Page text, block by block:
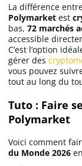
La différence
Polymarket est
bas, 72 marchés
accessible
C’est l’option
gérer des
vous pouvez
tout au long du
Tuto : Faire
Polymarket
Voici comment
du Monde 2026